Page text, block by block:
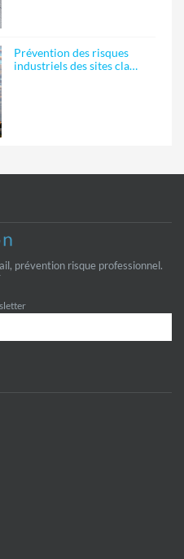
Prévention des risques
industriels des sites cla…
prévention risque professionnel.